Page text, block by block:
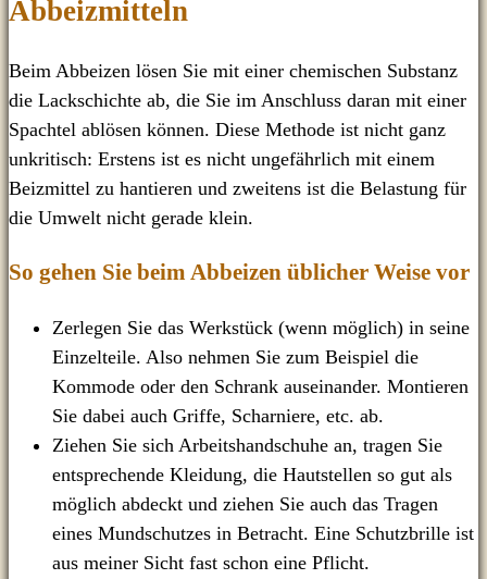
Abbeizmitteln
Beim Abbeizen lösen Sie mit einer chemischen Substanz
die Lackschichte ab, die Sie im Anschluss daran mit einer
Spachtel ablösen können. Diese Methode ist nicht ganz
unkritisch: Erstens ist es nicht ungefährlich mit einem
Beizmittel zu hantieren und zweitens ist die Belastung für
die Umwelt nicht gerade klein.
So gehen Sie beim Abbeizen üblicher Weise vor
Zerlegen Sie das Werkstück (wenn möglich) in seine
Einzelteile. Also nehmen Sie zum Beispiel die
Kommode oder den Schrank auseinander. Montieren
Sie dabei auch Griffe, Scharniere, etc. ab.
Ziehen Sie sich Arbeitshandschuhe an, tragen Sie
entsprechende Kleidung, die Hautstellen so gut als
möglich abdeckt und ziehen Sie auch das Tragen
eines Mundschutzes in Betracht. Eine Schutzbrille ist
aus meiner Sicht fast schon eine Pflicht.